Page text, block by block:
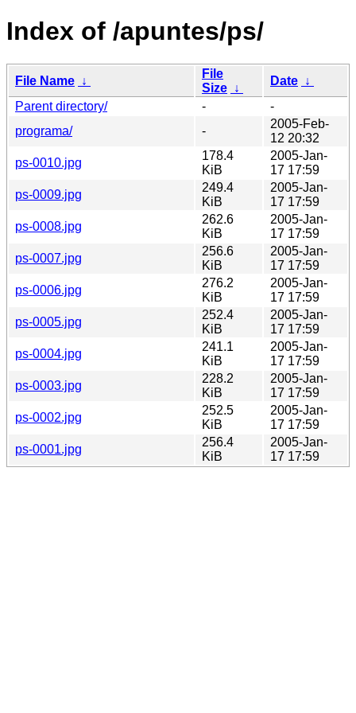
Index of /apuntes/ps/
File Name ↓
File
Size ↓
Date ↓
Parent directory/
-
-
programa/
-
2005-Feb-
12 20:32
ps-0010.jpg
178.4
KiB
2005-Jan-
17 17:59
ps-0009.jpg
249.4
KiB
2005-Jan-
17 17:59
ps-0008.jpg
262.6
KiB
2005-Jan-
17 17:59
ps-0007.jpg
256.6
KiB
2005-Jan-
17 17:59
ps-0006.jpg
276.2
KiB
2005-Jan-
17 17:59
ps-0005.jpg
252.4
KiB
2005-Jan-
17 17:59
ps-0004.jpg
241.1
KiB
2005-Jan-
17 17:59
ps-0003.jpg
228.2
KiB
2005-Jan-
17 17:59
ps-0002.jpg
252.5
KiB
2005-Jan-
17 17:59
ps-0001.jpg
256.4
KiB
2005-Jan-
17 17:59